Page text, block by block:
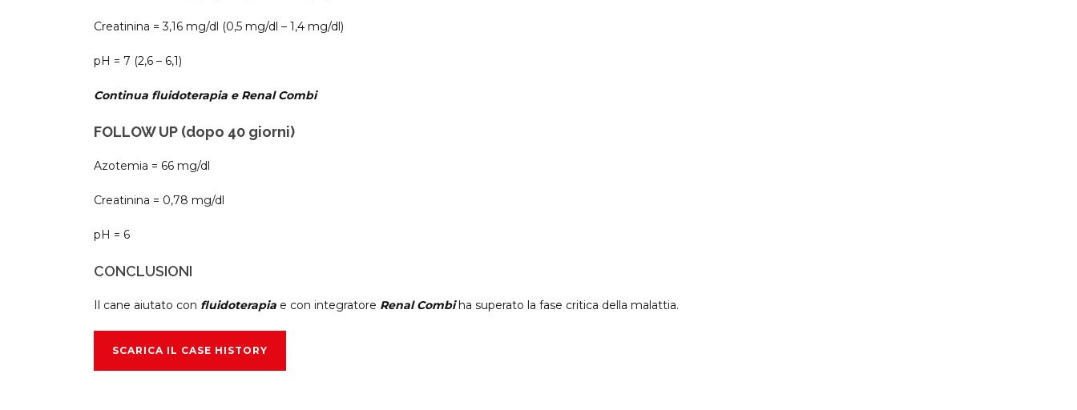
Creatinina = 3,16 mg/dl (0,5 mg/dl – 1,4 mg/dl)
pH = 7 (2,6 – 6,1)
Continua fluidoterapia e Renal Combi
FOLLOW UP (dopo 40 giorni)
Azotemia = 66 mg/dl
Creatinina = 0,78 mg/dl
pH = 6
CONCLUSIONI
Il cane aiutato con fluidoterapia e con integratore Renal Combiha superato la fase critica della malattia.
SCARICA IL CASE HISTORY